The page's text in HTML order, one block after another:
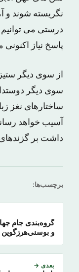
نگریسته شوند و
درستی می توانیم
پاسخ نیاز اکنونی
از سوی دیگر
سوی دیگر
ساختارهای نغز
آسیب خواهد
داشت بر
برچسب‌ها:
و بوسنی‌هرزگوین
بعدی →